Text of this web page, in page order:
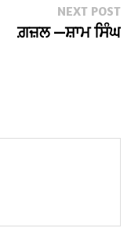
NEXT POST
ਗ਼ਜ਼ਲ —ਸ਼ਾਮ ਸਿੰਘ